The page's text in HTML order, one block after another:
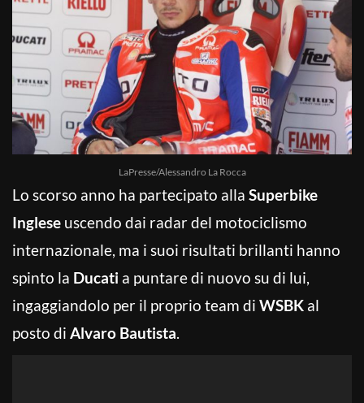
LaPresse/Alessandro La Rocca
Lo scorso anno ha partecipato alla Superbike
Inglese uscendo dai radar del motociclismo
internazionale, ma i suoi risultati brillanti hanno
spinto la Ducati a puntare di nuovo su di lui,
ingaggiandolo per il proprio team di WSBK al
posto di Alvaro Bautista.